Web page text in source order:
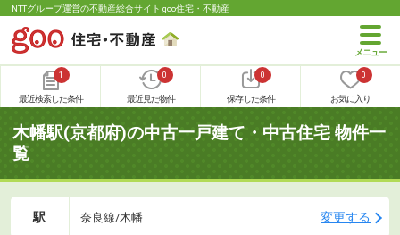
NTTグループ運営の不動産総合サイト goo住宅・不動産
1
最近検索した条件
0
最近見た物件
0
保存した条件
0
お気に入り
木幡駅(京都府)の中古一戸建て・中古住宅 物件一
覧
駅 奈良線/木幡 変更する